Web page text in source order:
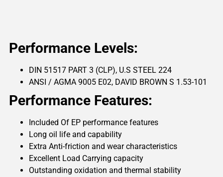
Performance Levels:
DIN 51517 PART 3 (CLP), U.S STEEL 224
ANSI / AGMA 9005 E02, DAVID BROWN S 1.53-101
Performance Features:
Included Of EP performance features
Long oil life and capability
Extra Anti-friction and wear characteristics
Excellent Load Carrying capacity
Outstanding oxidation and thermal stability